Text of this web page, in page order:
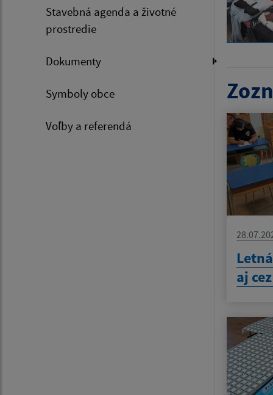
Stavebná agenda a životné
prostredie
Dokumenty
Symboly obce
Voľby a referendá
aj